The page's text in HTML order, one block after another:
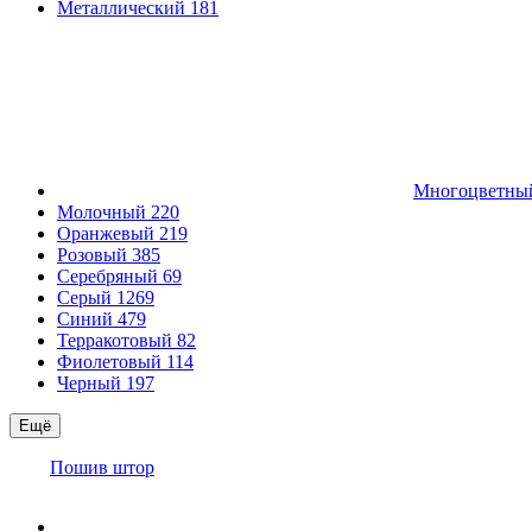
Металлический 181
Молочный 220
Оранжевый 219
Розовый 385
Серебряный 69
Серый 1269
Синий 479
Терракотовый 82
Фиолетовый 114
Черный 197
Ещё
Пошив штор